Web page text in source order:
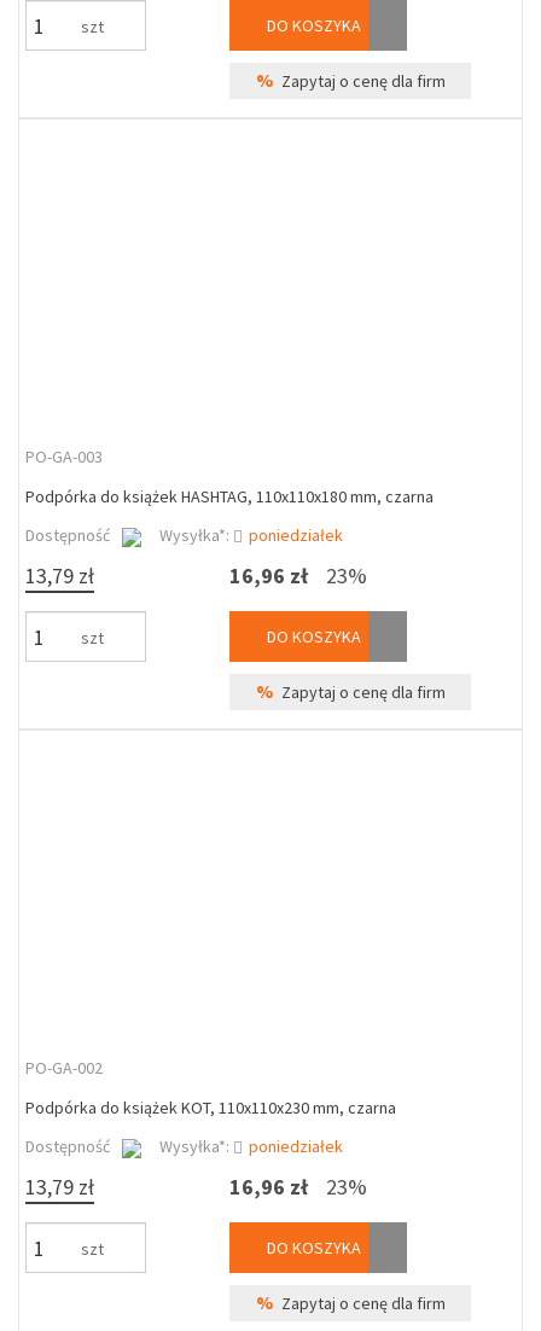
szt DO KOSZYKA
% Zapytaj o cenę dla firm
PO-GA-003
Podpórka do książek HASHTAG, 110x110x180 mm, czarna
Dostępność
Wysyłka*: poniedziałek
13,79 zł
szt
16,96 zł 23%
DO KOSZYKA
% Zapytaj o cenę dla firm
PO-GA-002
Podpórka do książek KOT, 110x110x230 mm, czarna
Dostępność
Wysyłka*: poniedziałek
13,79 zł
szt
16,96 zł 23%
DO KOSZYKA
% Zapytaj o cenę dla firm